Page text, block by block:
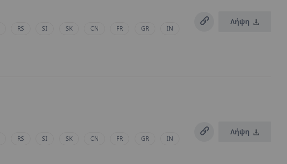
RS SI SK CN FR GR
IN
Λήψη
RS SI SK CN FR GR
IN
Λήψη